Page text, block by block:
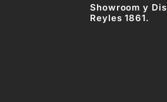
Showroom y
Reyles 1861.